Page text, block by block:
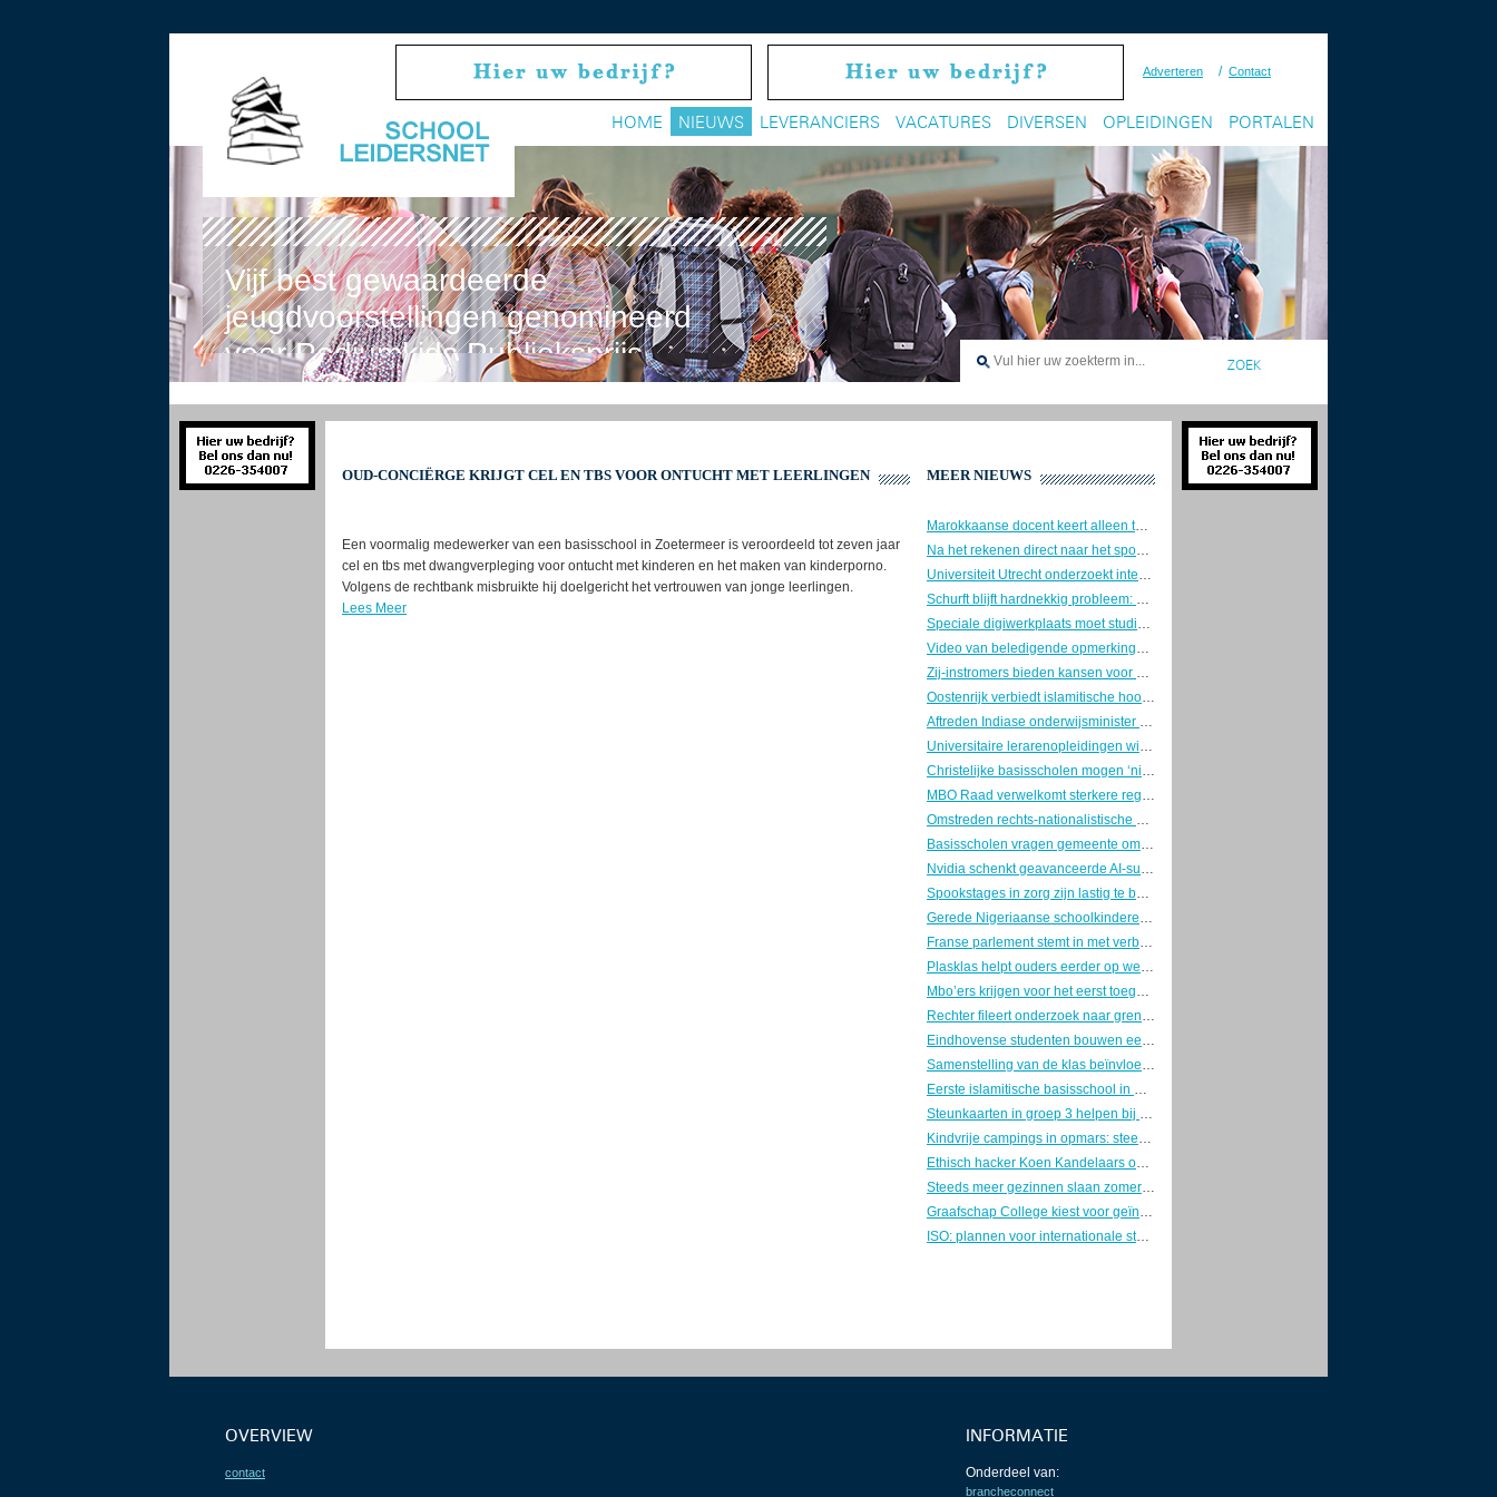
Adverteren / Contact
HOME NIEUWS LEVERANCIERS VACATURES DIVERSEN OPLEIDINGEN PORTALEN
Vijf best gewaardeerde
jeugdvoorstellingen genomineerd
voor Podiumkids Publieksprijs
OUD-CONCIËRGE KRIJGT CEL EN TBS VOOR ONTUCHT MET LEERLINGEN
Een voormalig medewerker van een basisschool in Zoetermeer is veroordeeld tot zeven jaar
cel en tbs met dwangverpleging voor ontucht met kinderen en het maken van kinderporno.
Volgens de rechtbank misbruikte hij doelgericht het vertrouwen van jonge leerlingen.
Lees Meer
MEER NIEUWS
Marokkaanse docent keert alleen terug van studiereis in Europa, studenten verdwenen
Na het rekenen direct naar het spookhuis: zo ziet een schooldag op de kermis eruit
Universiteit Utrecht onderzoekt integriteit na onthullingen over banden farmacoloog met Red Bull en Sen-Jam
Schurft blijft hardnekkig probleem: GGD's zetten tijdens introductieweken in op voorlichting en nieuwe app
Speciale digiwerkplaats moet studievertraging door tekort aan IT-stages in Rijnmond voorkomen
Video van beledigende opmerkingen van Italiaanse leerlingen in Bangkok dwingt ambassade tot excuses
Zij-instromers bieden kansen voor groeiend tekort aan schoolleiders in het primair onderwijs
Oostenrijk verbiedt islamitische hoofdbedekking op scholen voor leerlingen tot 14 jaar
Aftreden Indiase onderwijsminister bezorgt Gen Z-beweging politieke overwinning
Universitaire lerarenopleidingen winnen terrein bij studenten die theorie en praktijk willen verbinden
Christelijke basisscholen mogen ‘niet-passende’ boektitels weren, Stichting Lezen protesteert
MBO Raad verwelkomt sterkere regionale rol van het mbo in nieuwe aanpak voor leven lang ontwikkelen
Omstreden rechts-nationalistische studentenclub alsnog toegelaten tot introductiemarkt Radboud Universiteit
Basisscholen vragen gemeente om actie tegen oververhitte klaslokalen bij herziening huisvestingsplan
Nvidia schenkt geavanceerde AI-supercomputer aan Amerikaanse militaire universiteit
Spookstages in zorg zijn lastig te bestrijden
Gerede Nigeriaanse schoolkinderen blijven getekend door ontvoering en geweld
Franse parlement stemt in met verbod op sociale media voor kinderen onder 15
Plasklas helpt ouders eerder op weg nu kinderen steeds later zindelijk worden
Mbo’ers krijgen voor het eerst toegang tot betaald traineeship bij Europese Commissie
Rechter fileert onderzoek naar grensoverschrijdend gedrag Almeerse schooldirecteur, man krijgt forse schadevergoeding
Eindhovense studenten bouwen eerste zonne-ambulance
Samenstelling van de klas beïnvloedt schooladvies bij gelijk scorende leerlingen
Eerste islamitische basisschool in Groningen opent op 17 augustus de deuren
Steunkaarten in groep 3 helpen bij lezen en schrijven, maar vooral als tijdelijke ondersteuning
Kindvrije campings in opmars: steeds meer volwassenen kiezen voor rust op vakantie
Ethisch hacker Koen Kandelaars ontdekt beveiligingslek bij de NOS en krijgt beloning
Steeds meer gezinnen slaan zomervakantie over door oplopende kosten, scholen zien groeiende armoede
Graafschap College kiest voor geïntegreerde aanpak van cybersecurityonderwijs
ISO: plannen voor internationale studenten missen stevige basis
OVERVIEW
contact
INFORMATIE
Onderdeel van:
brancheconnect